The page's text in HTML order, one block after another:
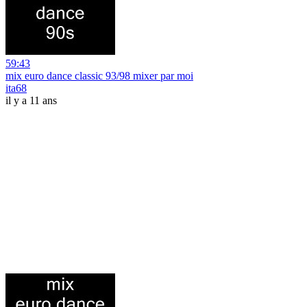
59:43
mix euro dance classic 93/98 mixer par moi
ita68
il y a 11 ans